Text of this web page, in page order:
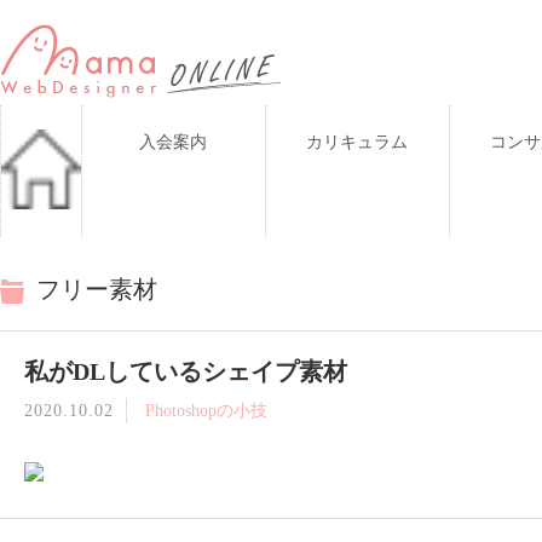
入会案内 カリキュラム コン
フリー素材
私がDLしているシェイプ素材
2020.10.02 Photoshopの小技